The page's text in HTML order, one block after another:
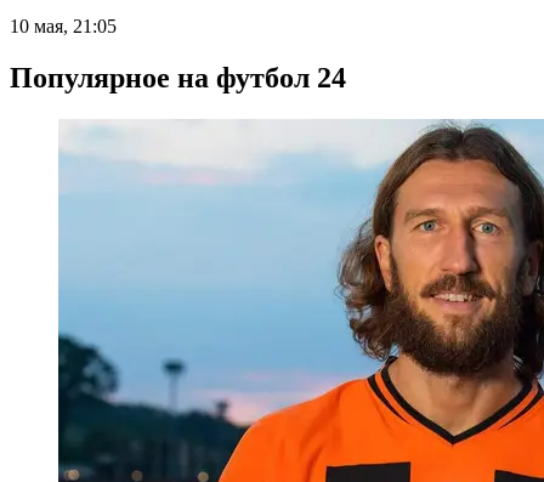
10 мая, 21:05
Популярное на футбол 24